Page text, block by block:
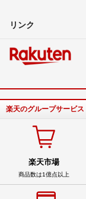
リンク
楽天のグループサービス
楽天市場
商品数は1億点以上